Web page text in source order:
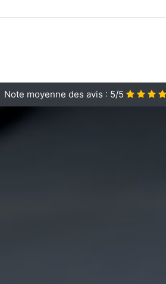
Note moyenne des avis : 5/5